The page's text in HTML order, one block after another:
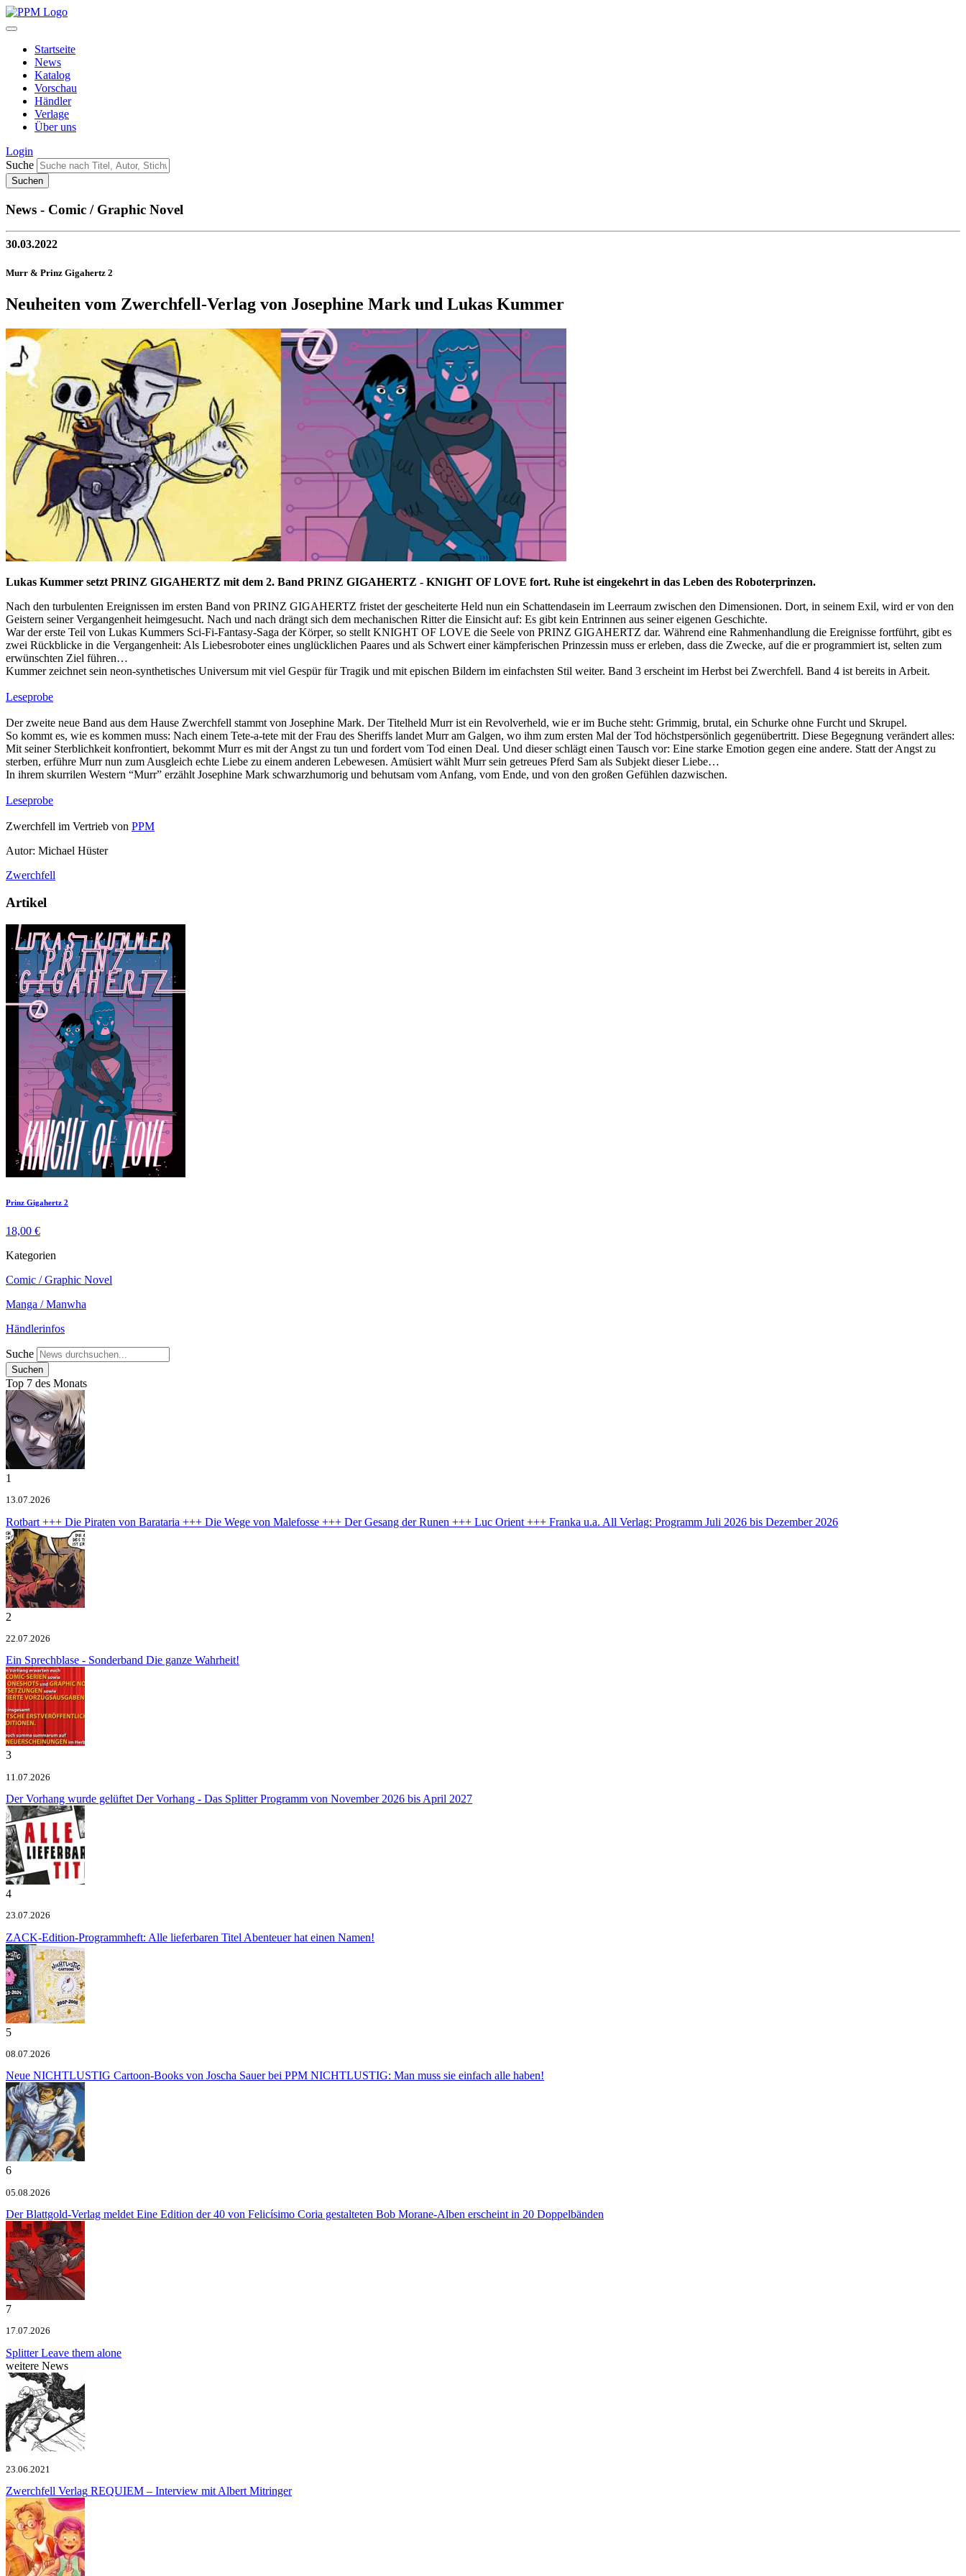
Startseite
News
Katalog
Vorschau
Händler
Verlage
Über uns
Login
Suche
News - Comic / Graphic Novel
30.03.2022
Murr & Prinz Gigahertz 2
Neuheiten vom Zwerchfell-Verlag von Josephine Mark und Lukas Kummer
Lukas Kummer setzt PRINZ GIGAHERTZ mit dem 2. Band PRINZ GIGAHERTZ - KNIGHT OF LOVE fort. Ruhe ist eingekehrt in das Leben des Roboterprinzen.
Nach den turbulenten Ereignissen im ersten Band von PRINZ GIGAHERTZ fristet der gescheiterte Held nun ein Schattendasein im Leerraum zwischen den Dimensionen. Dort, in seinem Exil, wird er von den
Geistern seiner Vergangenheit heimgesucht. Nach und nach drängt sich dem mechanischen Ritter die Einsicht auf: Es gibt kein Entrinnen aus seiner eigenen Geschichte.
War der erste Teil von Lukas Kummers Sci-Fi-Fantasy-Saga der Körper, so stellt KNIGHT OF LOVE die Seele von PRINZ GIGAHERTZ dar. Während eine Rahmenhandlung die Ereignisse fortführt, gibt es
zwei Rückblicke in die Vergangenheit: Als Liebesroboter eines unglücklichen Paares und als Schwert einer kämpferischen Prinzessin muss er erleben, dass die Zwecke, auf die er programmiert ist, selten zum
erwünschten Ziel führen…
Kummer zeichnet sein neon-synthetisches Universum mit viel Gespür für Tragik und mit epischen Bildern im einfachsten Stil weiter. Band 3 erscheint im Herbst bei Zwerchfell. Band 4 ist bereits in Arbeit.
Leseprobe
Der zweite neue Band aus dem Hause Zwerchfell stammt von Josephine Mark. Der Titelheld Murr ist ein Revolverheld, wie er im Buche steht: Grimmig, brutal, ein Schurke ohne Furcht und Skrupel.
So kommt es, wie es kommen muss: Nach einem Tete-a-tete mit der Frau des Sheriffs landet Murr am Galgen, wo ihm zum ersten Mal der Tod höchstpersönlich gegenübertritt. Diese Begegnung verändert alles:
Mit seiner Sterblichkeit konfrontiert, bekommt Murr es mit der Angst zu tun und fordert vom Tod einen Deal. Und dieser schlägt einen Tausch vor: Eine starke Emotion gegen eine andere. Statt der Angst zu
sterben, erführe Murr nun zum Ausgleich echte Liebe zu einem anderen Lebewesen. Amüsiert wählt Murr sein getreues Pferd Sam als Subjekt dieser Liebe…
In ihrem skurrilen Western “Murr” erzählt Josephine Mark schwarzhumorig und behutsam vom Anfang, vom Ende, und von den großen Gefühlen dazwischen.
Leseprobe
Zwerchfell im Vertrieb von PPM
Autor: Michael Hüster
Zwerchfell
Artikel
Prinz Gigahertz 2
18,00 €
Kategorien
Comic / Graphic Novel
Manga / Manwha
Händlerinfos
Suche
Top 7 des Monats
1
13.07.2026
Rotbart +++ Die Piraten von Barataria +++ Die Wege von Malefosse +++ Der Gesang der Runen +++ Luc Orient +++ Franka u.a. All Verlag: Programm Juli 2026 bis Dezember 2026
2
22.07.2026
Ein Sprechblase - Sonderband Die ganze Wahrheit!
3
11.07.2026
Der Vorhang wurde gelüftet Der Vorhang - Das Splitter Programm von November 2026 bis April 2027
4
23.07.2026
ZACK-Edition-Programmheft: Alle lieferbaren Titel Abenteuer hat einen Namen!
5
08.07.2026
Neue NICHTLUSTIG Cartoon-Books von Joscha Sauer bei PPM NICHTLUSTIG: Man muss sie einfach alle haben!
6
05.08.2026
Der Blattgold-Verlag meldet Eine Edition der 40 von Felicísimo Coria gestalteten Bob Morane-Alben erscheint in 20 Doppelbänden
7
17.07.2026
SplitterLeave them alone
weitere News
23.06.2021
Zwerchfell Verlag REQUIEM – Interview mit Albert Mitringer